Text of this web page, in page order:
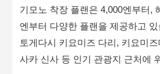
기모노 착장 플랜은 4,000엔부터,
엔부터 다양한 플랜을 제공하고 있
토게다시 키요미즈 다리, 키요미
사카 신사 등 인기 관광지 근처에